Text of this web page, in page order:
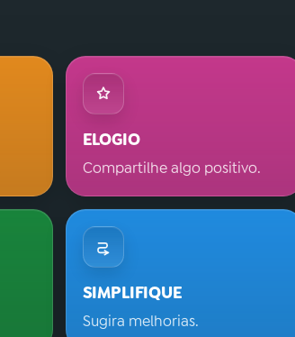
ELOGIO
Compartilhe algo positivo.
SIMPLIFIQUE
Sugira melhorias.